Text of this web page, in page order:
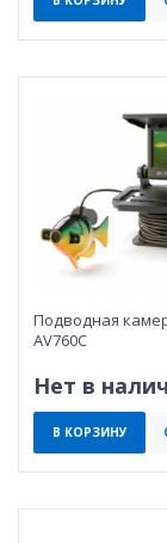
Подводная
AV760C
Нет в
В КОРЗИНУ